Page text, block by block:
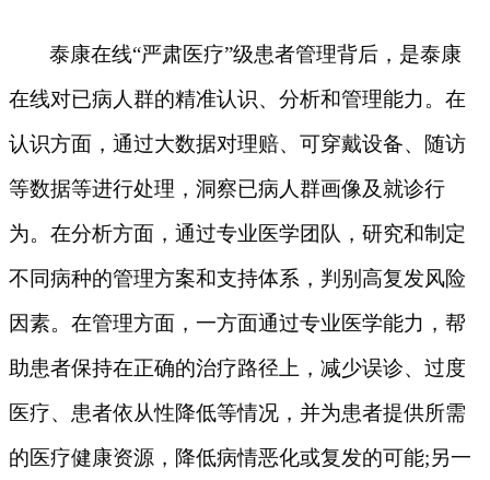
泰康在线“严肃医疗”级患者管理背后，是泰康
在线对已病人群的精准认识、分析和管理能力。在
认识方面，通过大数据对理赔、可穿戴设备、随访
等数据等进行处理，洞察已病人群画像及就诊行
为。在分析方面，通过专业医学团队，研究和制定
不同病种的管理方案和支持体系，判别高复发风险
因素。在管理方面，一方面通过专业医学能力，帮
助患者保持在正确的治疗路径上，减少误诊、过度
医疗、患者依从性降低等情况，并为患者提供所需
的医疗健康资源，降低病情恶化或复发的可能;另一